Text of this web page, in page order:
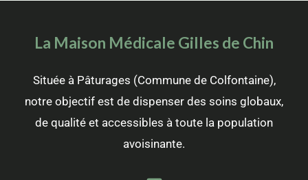
La Maison Médicale Gilles de Chin
Située à Pâturages (Commune de Colfontaine),
notre objectif est de dispenser des soins globaux,
de qualité et accessibles à toute la population
avoisinante.